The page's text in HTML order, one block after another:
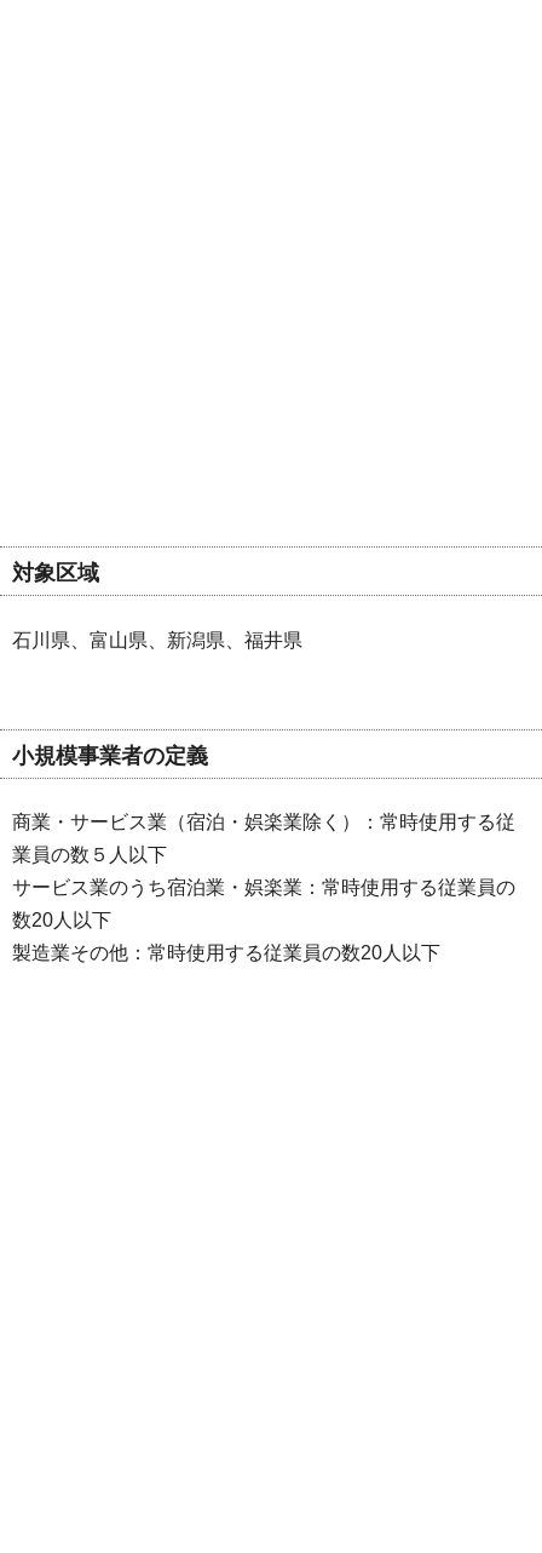
対象区域
石川県、富山県、新潟県、福井県
小規模事業者の定義
商業・サービス業（宿泊・娯楽業除く）：常時使用する従
業員の数５人以下
サービス業のうち宿泊業・娯楽業：常時使用する従業員の
数20人以下
製造業その他：常時使用する従業員の数20人以下